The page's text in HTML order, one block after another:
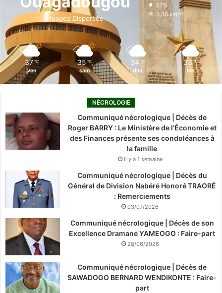
o
k
i
n
r
Nuages Dispersés
67%
3.36 km/h
37 ℃
ven
35 ℃
sam
34 ℃
dim
33 ℃
lun
NÉCROLOGIE
Communiqué nécrologique | Décès de
Roger BARRY : Le Ministère de l’Économie et
des Finances présente ses condoléances à
la famille
il y a 1 semaine
Communiqué nécrologique | Décès du
Général de Division Nabéré Honoré TRAORÉ
: Remerciements
03/07/2026
Communiqué nécrologique | Décès de son
Excellence Dramane YAMEOGO : Faire-part
28/06/2026
Communiqué nécrologique | Décès de
SAWADOGO BERNARD WENDIKONTE : Faire-
part